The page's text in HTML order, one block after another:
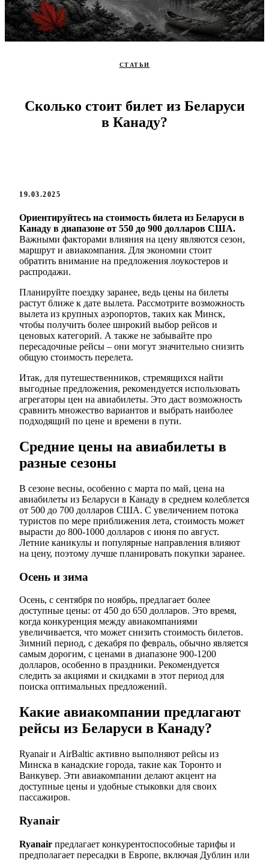
СТАТЬИ
Сколько стоит билет из Беларуси
в Канаду?
19.03.2025
Ориентируйтесь на стоимость билета из Беларуси в
Канаду в диапазоне от 550 до 900 долларов США.
Важными факторами влияния на цену являются сезон,
маршрут и авиакомпания. Для экономии стоит
обратить внимание на предложения лоукостеров и
распродажи.
Планируйте поездку заранее, ведь цены на билеты
растут ближе к дате вылета. Рассмотрите возможность
вылета из крупных аэропортов, таких как Минск,
чтобы получить более широкий выбор рейсов и
ценовых категорий. А также не забывайте про
пересадочные рейсы – они могут значительно снизить
общую стоимость перелета.
Итак, для путешественников, стремящихся найти
выгодные предложения, рекомендуется использовать
агрегаторы цен на авиабилеты. Это даст возможность
сравнить множество вариантов и выбрать наиболее
подходящий по цене и времени в пути.
Средние цены на авиабилеты в
разные сезоны
В сезоне весны, особенно с марта по май, цена на
авиабилеты из Беларуси в Канаду в среднем колеблется
от 500 до 700 долларов США. С увеличением потока
туристов по мере приближения лета, стоимость может
вырасти до 800-1000 долларов с июня по август.
Летние каникулы и популярные направления влияют
на цену, поэтому лучше планировать покупки заранее.
Осень и зима
Осень, с сентября по ноябрь, предлагает более
доступные цены: от 450 до 650 долларов. Это время,
когда конкуренция между авиакомпаниями
увеличивается, что может снизить стоимость билетов.
Зимний период, с декабря по февраль, обычно является
самым дорогим, с ценами в диапазоне 900-1200
долларов, особенно в праздники. Рекомендуется
следить за акциями и скидками в этот период для
поиска оптимальных предложений.
Какие авиакомпании предлагают
рейсы из Беларуси в Канаду?
Ryanair и AirBaltic активно выполняют рейсы из
Минска в канадские города, такие как Торонто и
Ванкувер. Эти авиакомпании делают акцент на
доступные цены и удобные стыковки для своих
пассажиров.
Ryanair
Ryanair предлагает конкурентоспособные тарифы и
предполагает пересадки в Европе, включая Дублин или